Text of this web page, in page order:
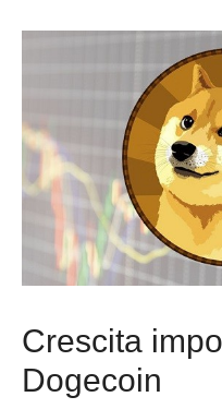
Crescita
Dogecoin